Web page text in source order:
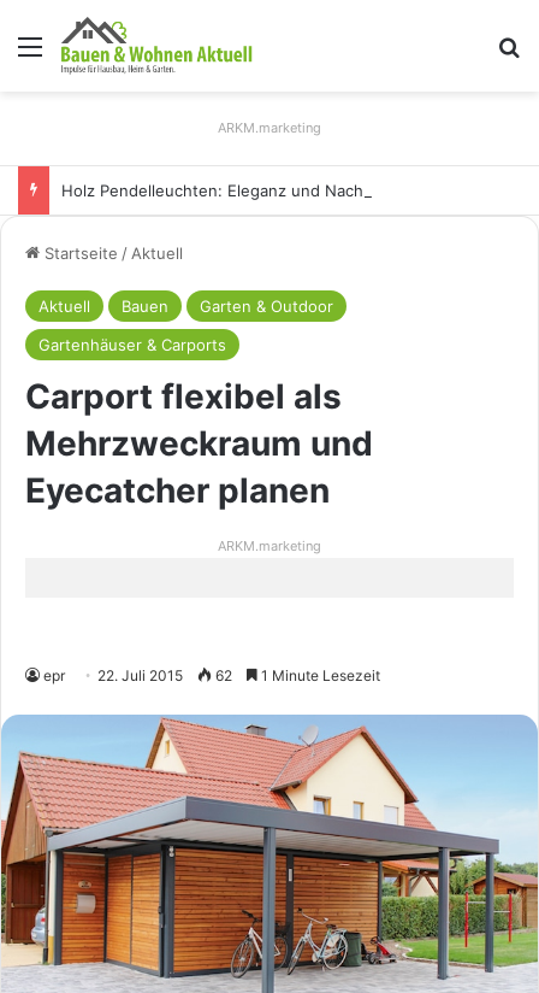
Menü
ARKM.marketing
Startseite / Aktuell
Aktuell Bauen
Garten & Outdoor
Gartenhäuser & Carports
Carport flexibel als
Mehrzweckraum und
Eyecatcher planen
ARKM.marketing
epr 22. Juli 2015 62 1 Minute Lesezeit